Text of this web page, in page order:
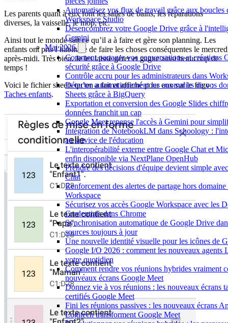
Automatisez vos flux de travail grâce aux boucles
Workspace Studio
Désencombrez votre Google Drive grâce à
Gemini
Mai 2026
Comment partager vos conversations et créations
sécurité grâce à Google Drive
Contrôle accru pour les administrateurs dans
Détecter automatiquement les anomalies de vos
Sheets grâce à BigQuery
Exportation et conversion des Google Slides
données franchit un cap
Google Meet repense l'accès à Gemini pour
Intégration de NotebookLM dans Schoology :
au service de l'éducation
L'interopérabilité externe entre Google Chat et
enfin disponible via NextPlane OpenHub
Prendre des décisions d'équipe devient simple
Chat
Renforcement des alertes de partage hors
Workspace
Sécurisez vos accès Google Workspace avec les
Credentials dans Chrome
Synchronisation automatique de Google Drive
sources toujours à jour
Une nouvelle identité visuelle pour les icônes de
Google I/O 2026 : comment les nouveaux agents
votre quotidien
Comment rendre vos réunions hybrides vraiment
nouveaux écrans Google Meet
Donnez vie à vos réunions : les nouveaux écrans
certifiés Google Meet
Fini les réunions passives : les nouveaux écrans
Logitech transforment Google Meet
Les parents quant à eux font les salles de bains, les réparations
diverses, la vaisselle, le mop, etc.
Ainsi tout le monde sait ce qu’il a à faire et gère son planning. Les
enfants ont pris l’habitude de faire les choses conséquentes le
après-midi. Très bien. Je les laisse gérer et gagne ainsi beaucoup de
temps !
Voici le fichier sheets qu’on a fait et affiché pour eux sur le frigo :
Taches enfants.